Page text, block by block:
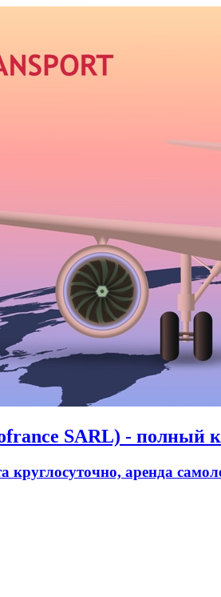
SARL) - полный
круглосуточно, аренда